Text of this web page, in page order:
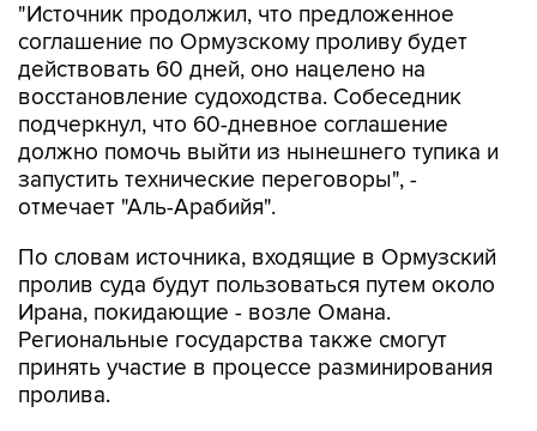
"Источник продолжил, что предложенное
соглашение по Ормузскому проливу будет
действовать 60 дней, оно нацелено на
восстановление судоходства. Собеседник
подчеркнул, что 60-дневное соглашение
должно помочь выйти из нынешнего тупика и
запустить технические переговоры", -
отмечает "Аль-Арабийя".
По словам источника, входящие в Ормузский
пролив суда будут пользоваться путем около
Ирана, покидающие - возле Омана.
Региональные государства также смогут
принять участие в процессе разминирования
пролива.